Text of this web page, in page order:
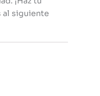
al siguiente